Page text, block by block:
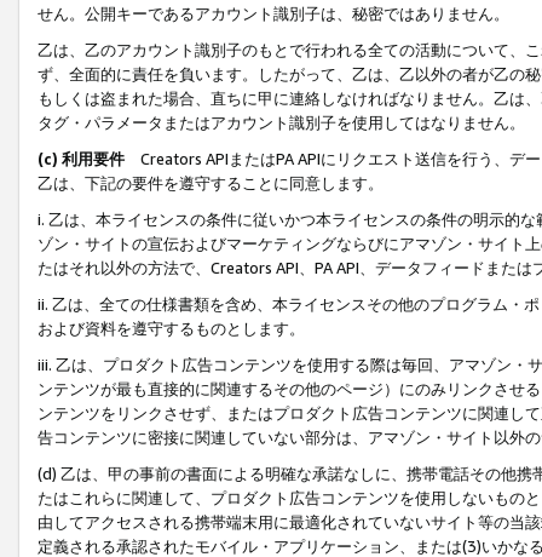
せん。公開キーであるアカウント識別子は、秘密ではありません。
乙は、乙のアカウント識別子のもとで行われる全ての活動について、
ず、全面的に責任を負います。したがって、乙は、乙以外の者が乙の
もしくは盗まれた場合、直ちに甲に連絡しなければなりません。乙は
タグ・パラメータまたはアカウント識別子を使用してはなりません。
(c) 利用要件 Creators APIまたはPA APIにリクエスト送信を行う、デ
乙は、下記の要件を遵守することに同意します。
i. 乙は、本ライセンスの条件に従いかつ本ライセンスの条件の明示的
ゾン・サイトの宣伝およびマーケティングならびにアマゾン・サイト
たはそれ以外の方法で、Creators API、PA API、データフィードまた
ii. 乙は、全ての仕様書類を含め、本ライセンスその他のプログラム・
および資料を遵守するものとします。
iii. 乙は、プロダクト広告コンテンツを使用する際は毎回、アマゾン
ンテンツが最も直接的に関連するその他のページ）にのみリンクさせ
ンテンツをリンクさせず、またはプロダクト広告コンテンツに関連し
告コンテンツに密接に関連していない部分は、アマゾン・サイト以外
(d) 乙は、甲の事前の書面による明確な承諾なしに、携帯電話その他
たはこれらに関連して、プロダクト広告コンテンツを使用しないもの
由してアクセスされる携帯端末用に最適化されていないサイト等の当
定義される承認されたモバイル・アプリケーション、または(3)いか